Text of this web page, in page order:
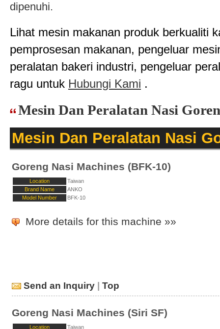
dipenuhi.
Lihat mesin makanan produk berkualiti
pemprosesan makanan, pengeluar
peralatan bakeri industri, pengeluar
ragu untuk Hubungi Kami .
Mesin Dan Peralatan Nasi
Mesin Dan Peralatan Nasi
Goreng Nasi Machines (BFK-10)
Location
Taiwan
Brand Name
ANKO
Model Number
BFK-10
More details for this machine »»
Send an Inquiry | Top
Goreng Nasi Machines (Siri SF)
Location
Taiwan